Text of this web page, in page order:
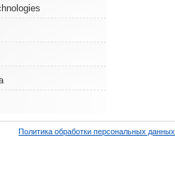
Политика обработки персональных данных